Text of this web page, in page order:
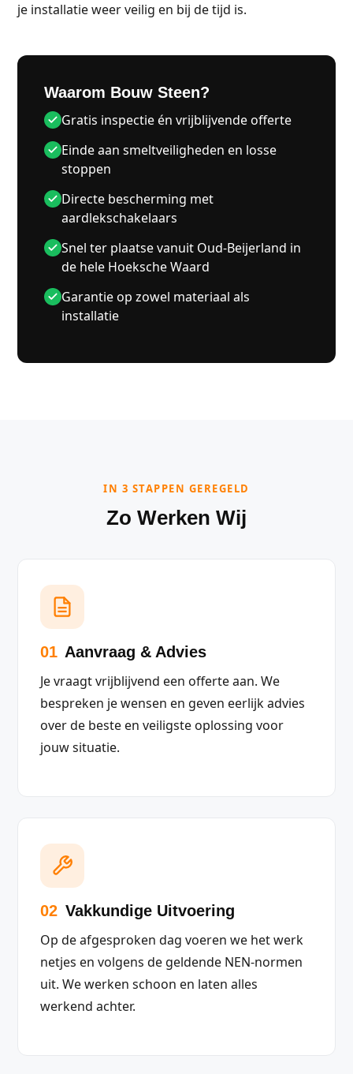
je installatie weer veilig en bij de tijd is.
Waarom Bouw Steen?
Gratis inspectie én vrijblijvende offerte
Einde aan smeltveiligheden en losse
stoppen
Directe bescherming met
aardlekschakelaars
Snel ter plaatse vanuit Oud-Beijerland in
de hele Hoeksche Waard
Garantie op zowel materiaal als
installatie
IN 3 STAPPEN GEREGELD
Zo Werken Wij
01 Aanvraag & Advies
Je vraagt vrijblijvend een offerte aan. We
bespreken je wensen en geven eerlijk advies
over de beste en veiligste oplossing voor
jouw situatie.
02 Vakkundige Uitvoering
Op de afgesproken dag voeren we het werk
netjes en volgens de geldende NEN-normen
uit. We werken schoon en laten alles
werkend achter.